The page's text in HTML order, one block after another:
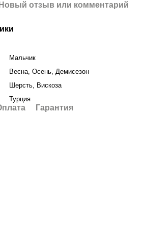
Новый отзыв или комментарий
Мальчик
Весна, Осень, Демисезон
Шерсть, Вискоза
Турция
Гарантия